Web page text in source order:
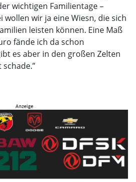
wichtigen Familientage –
wollen wir ja eine Wiesn, die sich
leisten können. Eine Maß
fände ich da schon
es aber in den großen Zelten